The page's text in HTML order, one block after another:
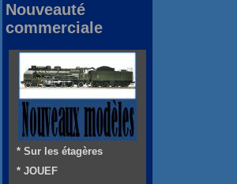
Nouveauté
commerciale
* Sur les étagères
* JOUEF